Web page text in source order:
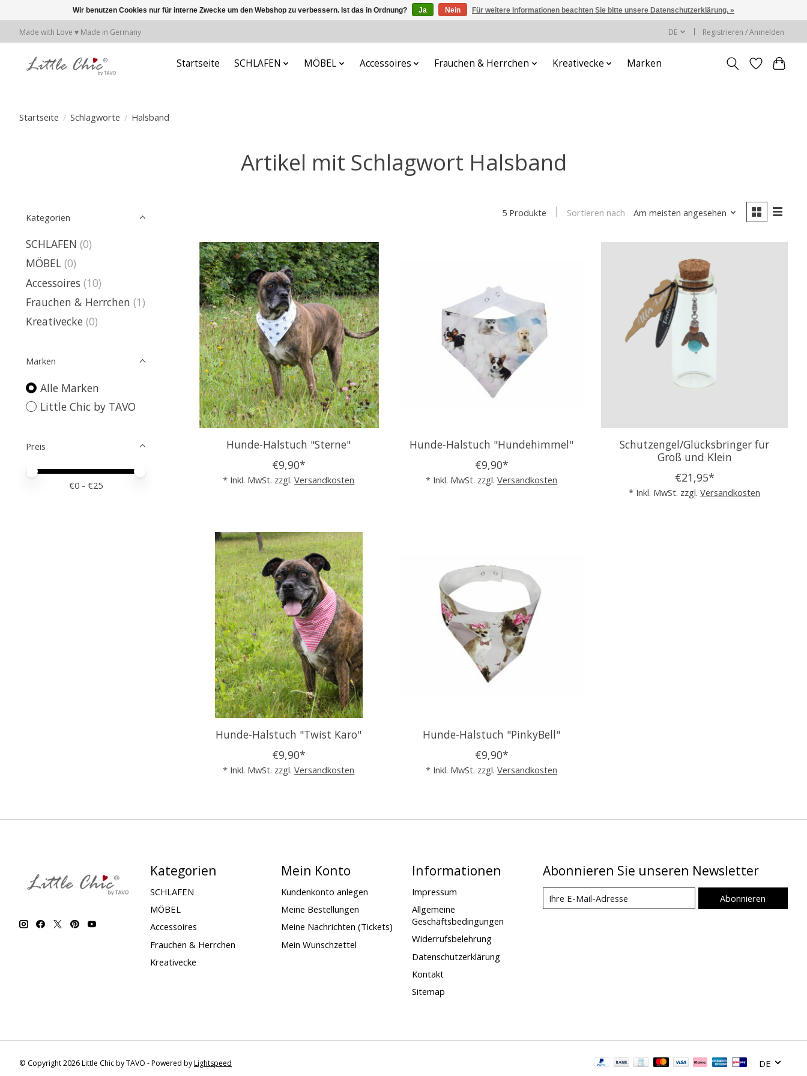
Made with Love ♥ Made in Germany DE Registrieren / Anmelden
Startseite SCHLAFEN MÖBEL Accessoires Frauchen & Herrchen Kreativecke Marken
Startseite / Schlagworte / Halsband
Artikel mit Schlagwort Halsband
Kategorien
SCHLAFEN (0)
MÖBEL (0)
Accessoires (10)
Frauchen & Herrchen (1)
Kreativecke (0)
Marken
Alle Marken
Little Chic by TAVO
Preis
Preis – Mindestwert
Price maximum value
€0 - €25
5 Produkte Sortieren nach Am meisten angesehen
Hunde-Halstuch "Sterne"
€9,90*
* Inkl. MwSt. zzgl.Versandkosten
Hunde-Halstuch "Hundehimmel"
€9,90*
* Inkl. MwSt. zzgl.Versandkosten
Schutzengel/Glücksbringer für
Groß und Klein
€21,95*
* Inkl. MwSt. zzgl.Versandkosten
Hunde-Halstuch "Twist Karo"
€9,90*
* Inkl. MwSt. zzgl.Versandkosten
Hunde-Halstuch "PinkyBell"
€9,90*
* Inkl. MwSt. zzgl.Versandkosten
Kategorien
SCHLAFEN
MÖBEL
Accessoires
Frauchen & Herrchen
Kreativecke
Mein Konto
Kundenkonto anlegen
Meine Bestellungen
Meine Nachrichten (Tickets)
Mein Wunschzettel
Informationen
Impressum
Allgemeine
Geschäftsbedingungen
Widerrufsbelehrung
Datenschutzerklärung
Kontakt
Sitemap
Abonnieren Sie unseren Newsletter
Abonnieren
© Copyright 2026 Little Chic by TAVO - Powered byLightspeed DE
Wir benutzen Cookies nur für interne Zwecke um den Webshop zu verbessern. Ist das in Ordnung? Ja Nein Für weitere Informationen beachten Sie bitte unsere Datenschutzerklärung. »